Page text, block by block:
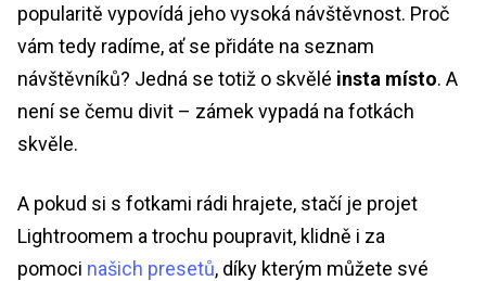
popularitě vypovídá jeho vysoká návštěvnost. Proč
vám tedy radíme, ať se přidáte na seznam
návštěvníků? Jedná se totiž o skvělé insta místo. A
není se čemu divit – zámek vypadá na fotkách
skvěle.
A pokud si s fotkami rádi hrajete, stačí je projet
Lightroomem a trochu poupravit, klidně i za
pomoci našich presetů, díky kterým můžete své